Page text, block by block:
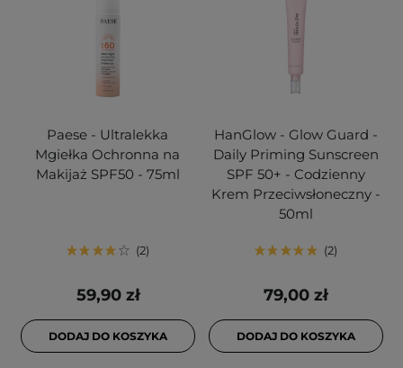
Paese - Ultralekka
Mgiełka Ochronna na
Makijaż SPF50 - 75ml
2
59,90 zł
DODAJ DO KOSZYKA
HanGlow - Glow Guard -
Daily Priming Sunscreen
SPF 50+ - Codzienny
Krem Przeciwsłoneczny -
50ml
2
79,00 zł
DODAJ DO KOSZYKA